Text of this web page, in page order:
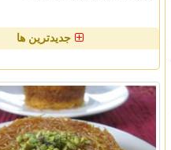
جدیدترین ها